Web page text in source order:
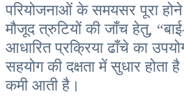
परियोजनाओं के समयसर पूरा
मौजूद त्रुटियों की जाँच हेतु,
आधारित प्रक्रिया ढाँचे का
सहयोग की दक्षता में सुधार होता है
कमी आती है।